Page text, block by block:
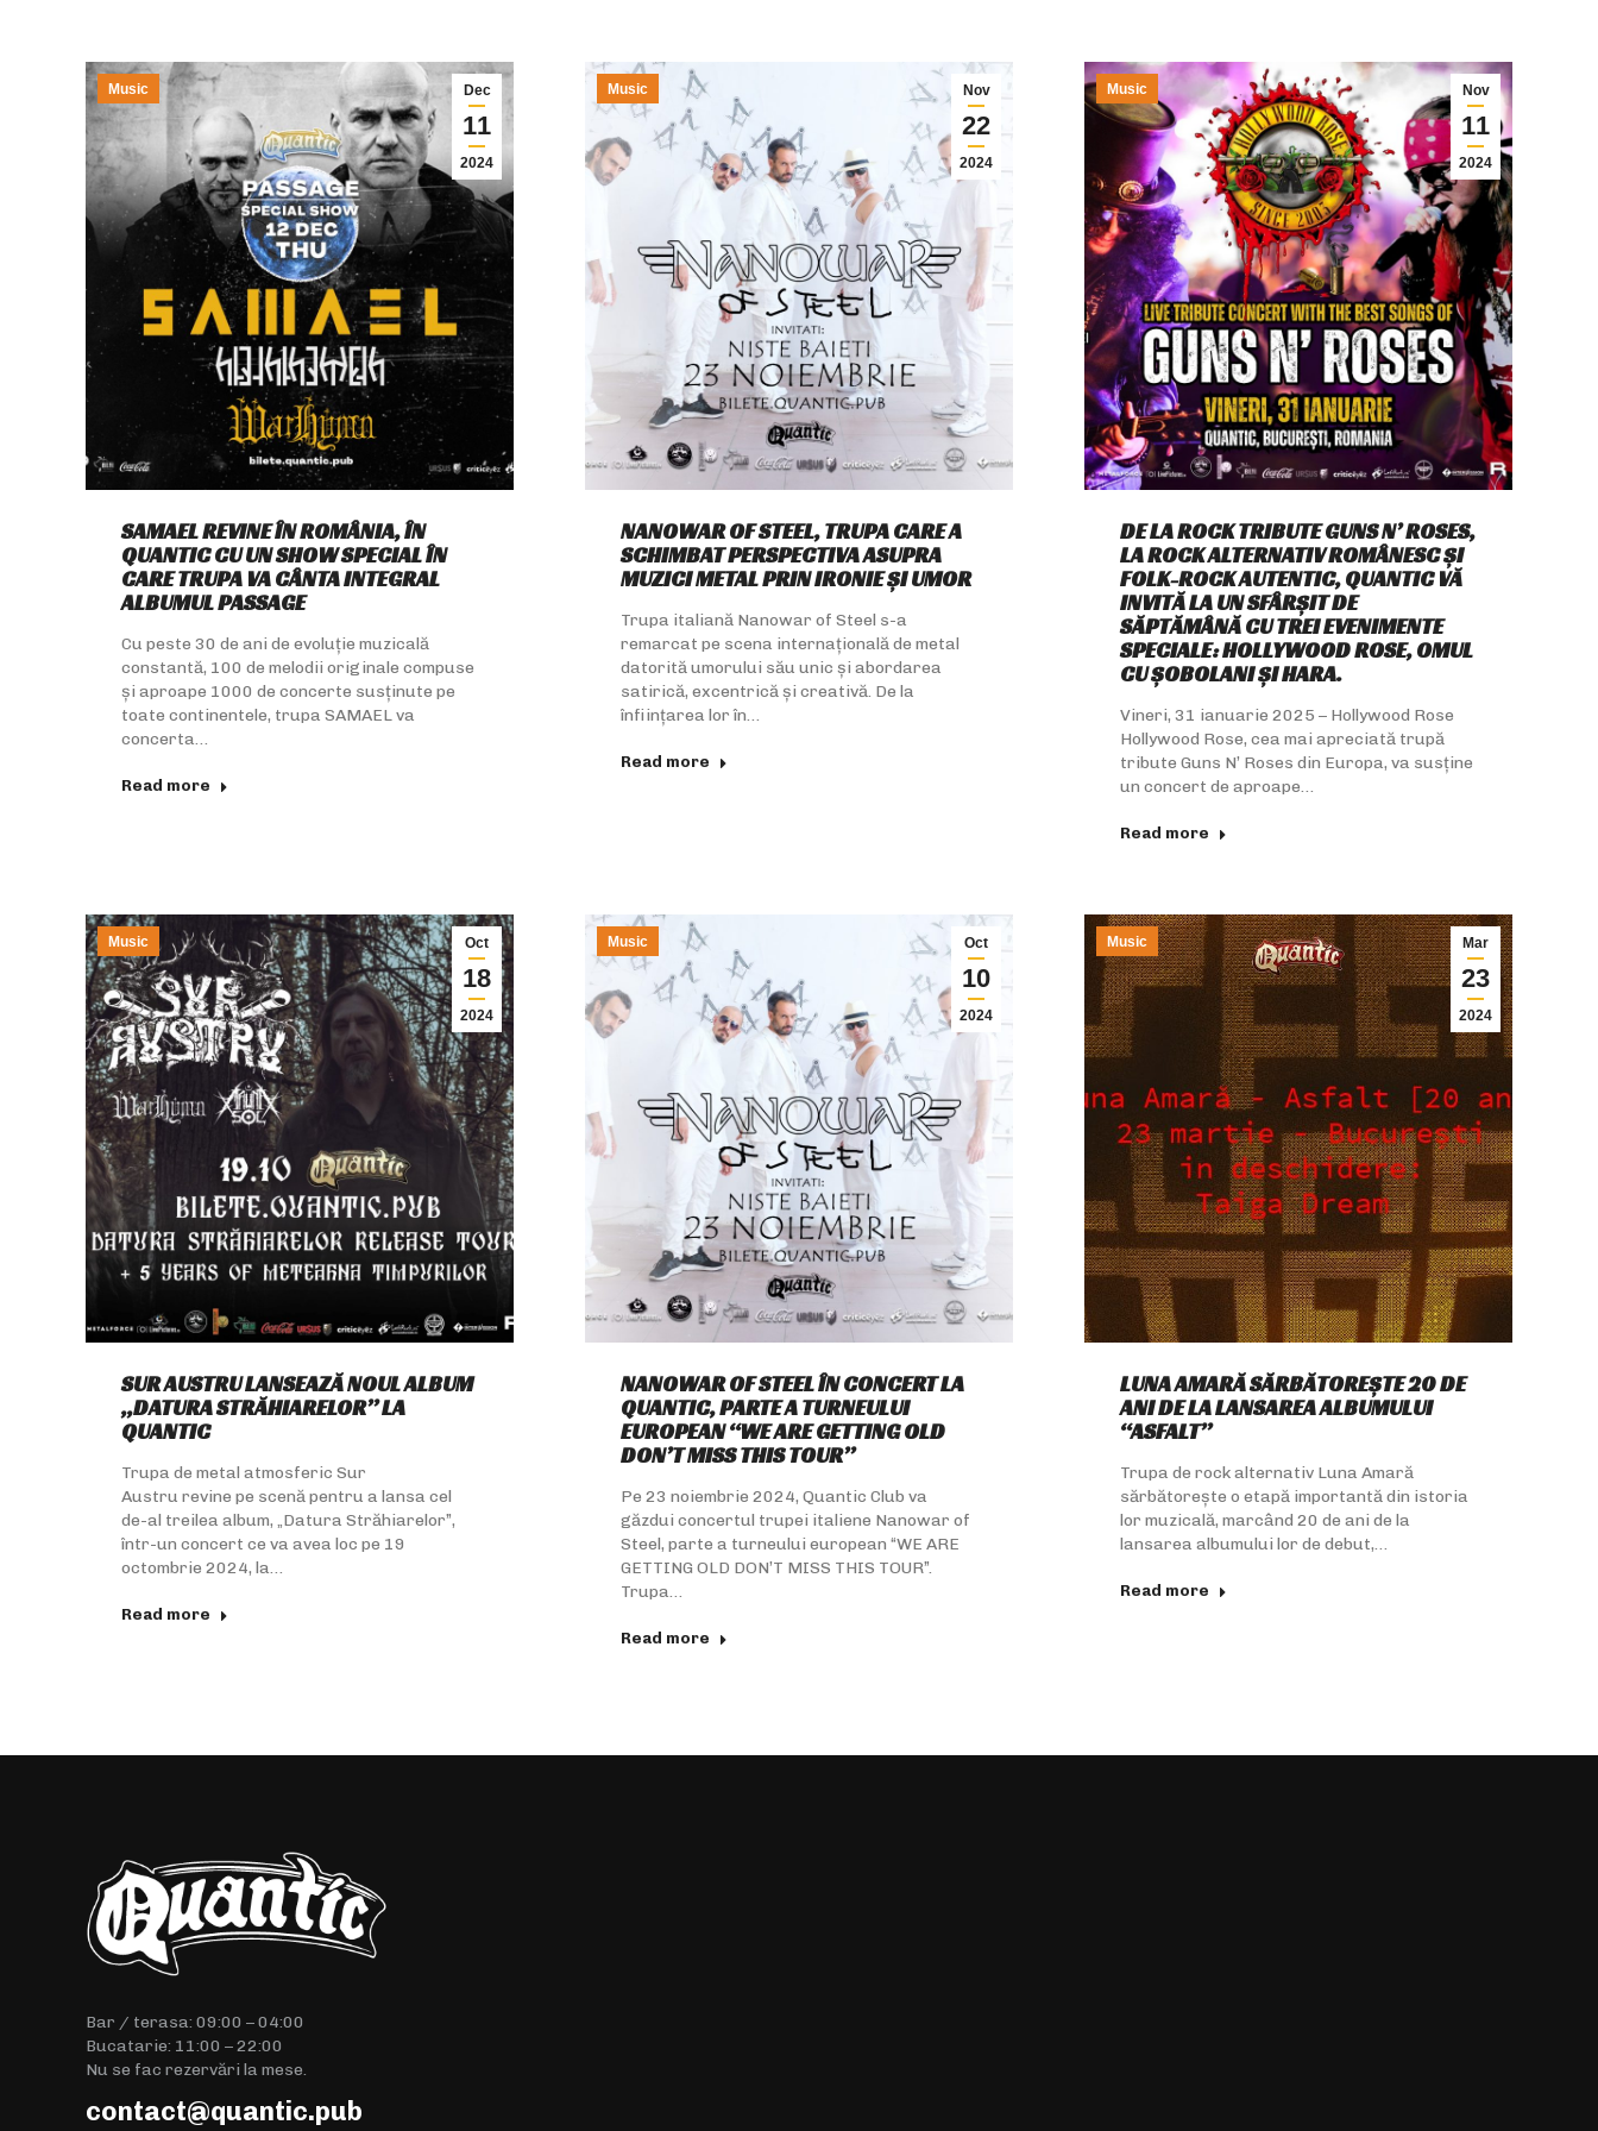
Dec
11
2024
Music
SAMAEL REVINE ÎN ROMÂNIA, ÎN
QUANTIC CU UN SHOW SPECIAL ÎN
CARE TRUPA VA CÂNTA INTEGRAL
ALBUMUL PASSAGE
Cu peste 30 de ani de evoluție muzicală
constantă, 100 de melodii originale compuse
și aproape 1000 de concerte susținute pe
toate continentele, trupa SAMAEL va
concerta…
Read more
Nov
22
2024
Music
NANOWAR OF STEEL, TRUPA CARE A
SCHIMBAT PERSPECTIVA ASUPRA
MUZICI METAL PRIN IRONIE ȘI UMOR
Trupa italiană Nanowar of Steel s-a
remarcat pe scena internațională de metal
datorită umorului său unic și abordarea
satirică, excentrică și creativă. De la
înființarea lor în…
Read more
Nov
11
2024
Music
DE LA ROCK TRIBUTE GUNS N’ ROSES,
LA ROCK ALTERNATIV ROMÂNESC ȘI
FOLK-ROCK AUTENTIC, QUANTIC VĂ
INVITĂ LA UN SFÂRȘIT DE
SĂPTĂMÂNĂ CU TREI EVENIMENTE
SPECIALE: HOLLYWOOD ROSE, OMUL
CU ȘOBOLANI ȘI HARA.
Vineri, 31 ianuarie 2025 – Hollywood Rose
Hollywood Rose, cea mai apreciată trupă
tribute Guns N’ Roses din Europa, va susține
un concert de aproape…
Read more
Oct
18
2024
Music
SUR AUSTRU LANSEAZĂ NOUL ALBUM
„DATURA STRĂHIARELOR” LA
QUANTIC
Trupa de metal atmosferic Sur
Austru revine pe scenă pentru a lansa cel
de-al treilea album, „Datura Străhiarelor”,
într-un concert ce va avea loc pe 19
octombrie 2024, la…
Read more
Oct
10
2024
Music
NANOWAR OF STEEL ÎN CONCERT LA
QUANTIC, PARTE A TURNEULUI
EUROPEAN “WE ARE GETTING OLD
DON’T MISS THIS TOUR”
Pe 23 noiembrie 2024, Quantic Club va
găzdui concertul trupei italiene Nanowar of
Steel, parte a turneului european “WE ARE
GETTING OLD DON’T MISS THIS TOUR”.
Trupa…
Read more
Mar
23
2024
Music
LUNA AMARĂ SĂRBĂTOREȘTE 20 DE
ANI DE LA LANSAREA ALBUMULUI
“ASFALT”
Trupa de rock alternativ Luna Amară
sărbătorește o etapă importantă din istoria
lor muzicală, marcând 20 de ani de la
lansarea albumului lor de debut,…
Read more
Bar / terasa: 09:00 – 04:00
Bucatarie: 11:00 – 22:00
Nu se fac rezervări la mese.
contact@quantic.pub